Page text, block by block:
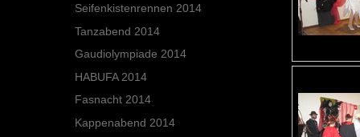
Seifenkistenrennen 2014
Tanzabend 2014
Gaudiolympiade 2014
HABUFA 2014
Fasnacht 2014
Kappenabend 2014